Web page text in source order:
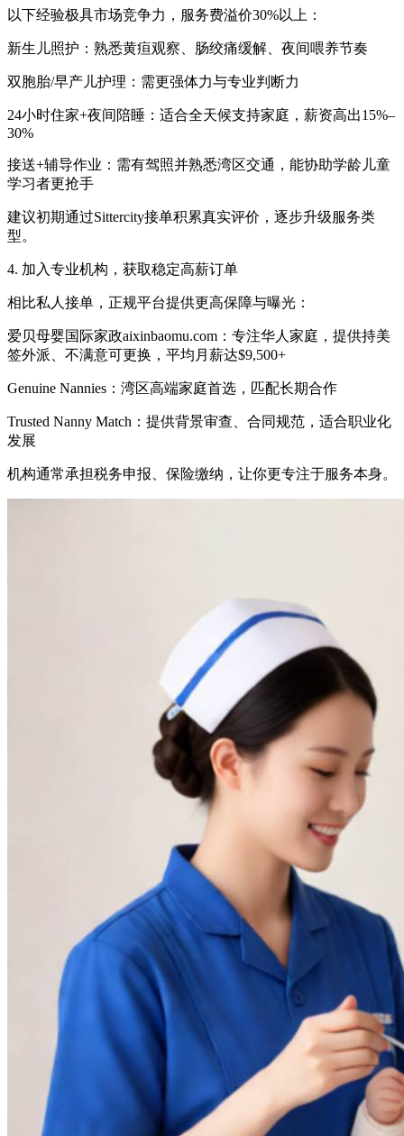
以下经验极具市场竞争力，服务费溢价30%以上：
新生儿照护：熟悉黄疸观察、肠绞痛缓解、夜间喂养节奏
双胞胎/早产儿护理：需更强体力与专业判断力
24小时住家+夜间陪睡：适合全天候支持家庭，薪资高出15%–
30%
接送+辅导作业：需有驾照并熟悉湾区交通，能协助学龄儿童
学习者更抢手
建议初期通过Sittercity接单积累真实评价，逐步升级服务类
型。
4. 加入专业机构，获取稳定高薪订单
相比私人接单，正规平台提供更高保障与曝光：
爱贝母婴国际家政aixinbaomu.com：专注华人家庭，提供持美
签外派、不满意可更换，平均月薪达$9,500+
Genuine Nannies：湾区高端家庭首选，匹配长期合作
Trusted Nanny Match：提供背景审查、合同规范，适合职业化
发展
机构通常承担税务申报、保险缴纳，让你更专注于服务本身。